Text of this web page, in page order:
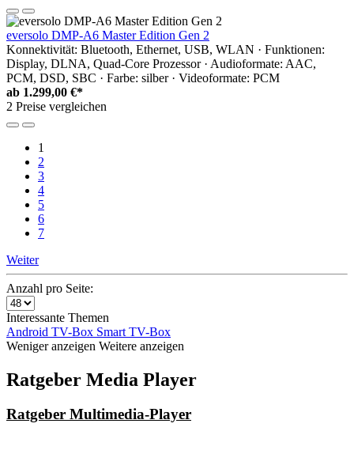
eversolo DMP-A6 Master Edition Gen 2
Konnektivität: Bluetooth, Ethernet, USB, WLAN · Funktionen:
Display, DLNA, Quad-Core Prozessor · Audioformate: AAC,
PCM, DSD, SBC · Farbe: silber · Videoformate: PCM
ab 1.299,00 €*
2 Preise vergleichen
1
2
3
4
5
6
7
Weiter
Anzahl pro Seite:
Interessante Themen
Android TV-Box Smart TV-Box
Weniger anzeigen Weitere anzeigen
Ratgeber Media Player
Ratgeber Multimedia-Player